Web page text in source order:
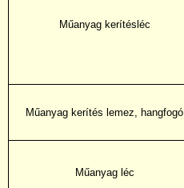
Műanyag kerítésléc
Műanyag kerítés lemez, hangfogó
Műanyag léc